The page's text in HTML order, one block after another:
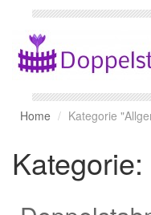
Home Kategorie
Kategorie: